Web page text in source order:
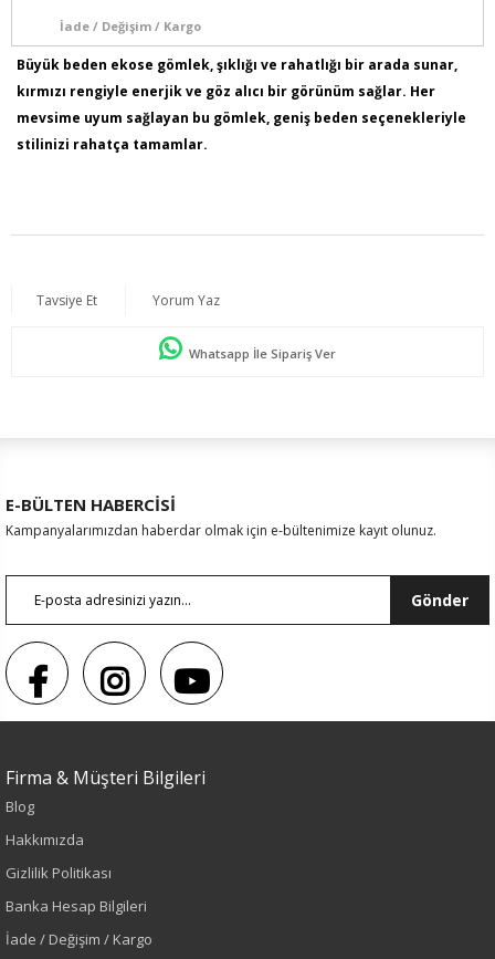
İade / Değişim / Kargo
Büyük beden ekose gömlek, şıklığı ve rahatlığı bir arada sunar,
kırmızı rengiyle enerjik ve göz alıcı bir görünüm sağlar. Her
mevsime uyum sağlayan bu gömlek, geniş beden seçenekleriyle
stilinizi rahatça tamamlar.
Ürün Boyu: 75 cm
Sezon : YAZLIK
Tavsiye Et Yorum Yaz
Whatsapp İle Sipariş Ver
E-BÜLTEN HABERCİSİ
Kampanyalarımızdan haberdar olmak için e-bültenimize kayıt olunuz.
Gönder
Firma & Müşteri Bilgileri
Blog
Hakkımızda
Gizlilik Politikası
Banka Hesap Bilgileri
İade / Değişim / Kargo